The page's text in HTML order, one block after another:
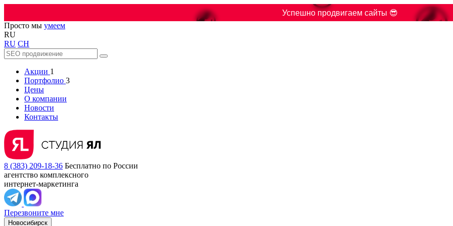
😎 Успешно продвигаем сайты 😎
Просто мы умеем
RU
RU CH
Акции 1
Портфолио 3
Цены
О компании
Новости
Контакты
8 (383) 209-18-36 Бесплатно по России
агентство комплексного
интернет-маркетинга
Перезвоните мне
Новосибирск